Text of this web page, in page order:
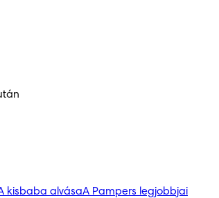
kisbaba alvásaA Pampers legjobbjai